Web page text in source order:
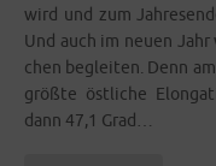
wird und zum
Und auch im neu­en
chen beglei­ten. Denn
größ­te öst­li­che
dann 47,1 Grad…